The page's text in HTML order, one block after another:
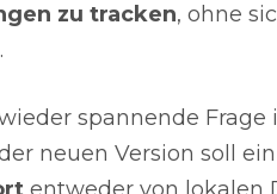
zu tracken, ohne
spannende
neuen Version soll